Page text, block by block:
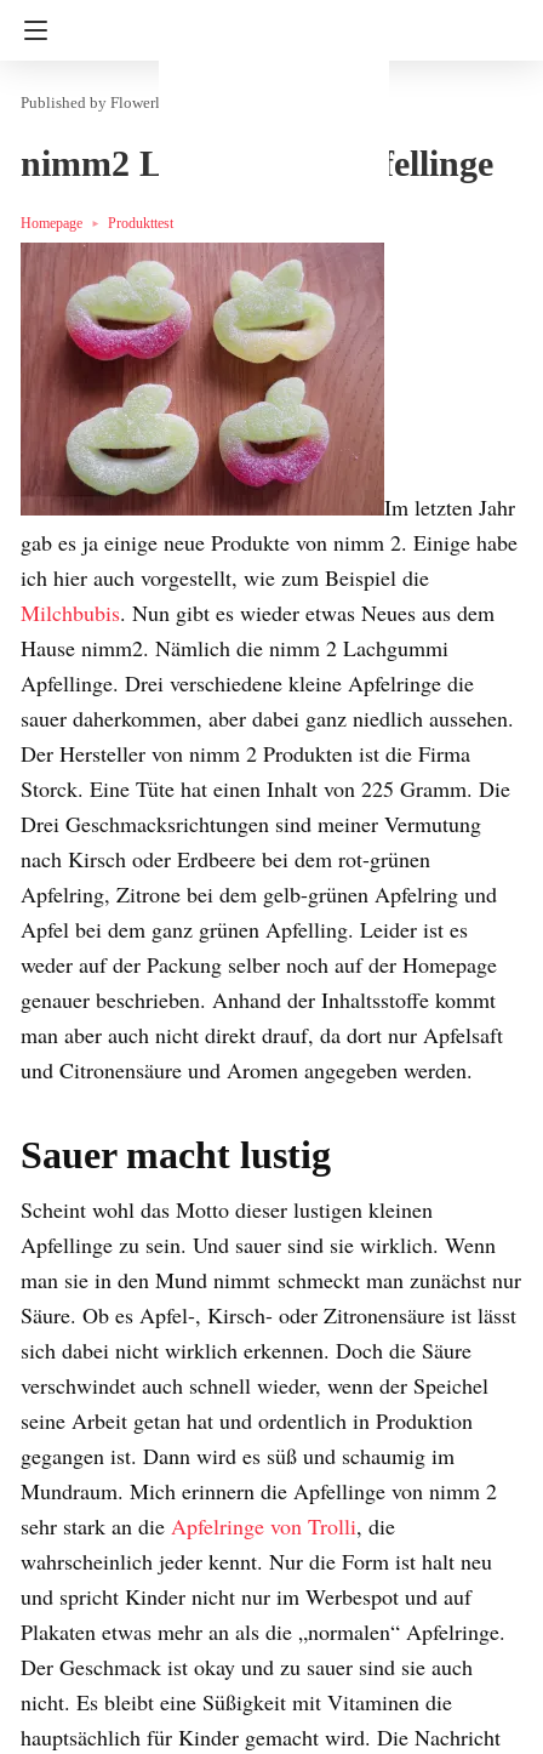
Flowerly
nimm2 Lachgummi Apfellinge
Homepage Produkttest
Im letzten Jahr
gab es ja einige neue Produkte von nimm 2. Einige habe
ich hier auch vorgestellt, wie zum Beispiel die
Milchbubis. Nun gibt es wieder etwas Neues aus dem
Hause nimm2. Nämlich die nimm 2 Lachgummi
Apfellinge. Drei verschiedene kleine Apfelringe die
sauer daherkommen, aber dabei ganz niedlich aussehen.
Der Hersteller von nimm 2 Produkten ist die Firma
Storck. Eine Tüte hat einen Inhalt von 225 Gramm. Die
Drei Geschmacksrichtungen sind meiner Vermutung
nach Kirsch oder Erdbeere bei dem rot-grünen
Apfelring, Zitrone bei dem gelb-grünen Apfelring und
Apfel bei dem ganz grünen Apfelling. Leider ist es
weder auf der Packung selber noch auf der Homepage
genauer beschrieben. Anhand der Inhaltsstoffe kommt
man aber auch nicht direkt drauf, da dort nur Apfelsaft
und Citronensäure und Aromen angegeben werden.
Sauer macht lustig
Scheint wohl das Motto dieser lustigen kleinen
Apfellinge zu sein. Und sauer sind sie wirklich. Wenn
man sie in den Mund nimmt schmeckt man zunächst nur
Säure. Ob es Apfel-, Kirsch- oder Zitronensäure ist lässt
sich dabei nicht wirklich erkennen. Doch die Säure
verschwindet auch schnell wieder, wenn der Speichel
seine Arbeit getan hat und ordentlich in Produktion
gegangen ist. Dann wird es süß und schaumig im
Mundraum. Mich erinnern die Apfellinge von nimm 2
sehr stark an die Apfelringe von Trolli, die
wahrscheinlich jeder kennt. Nur die Form ist halt neu
und spricht Kinder nicht nur im Werbespot und auf
Plakaten etwas mehr an als die „normalen“ Apfelringe.
Der Geschmack ist okay und zu sauer sind sie auch
nicht. Es bleibt eine Süßigkeit mit Vitaminen die
hauptsächlich für Kinder gemacht wird. Die Nachricht